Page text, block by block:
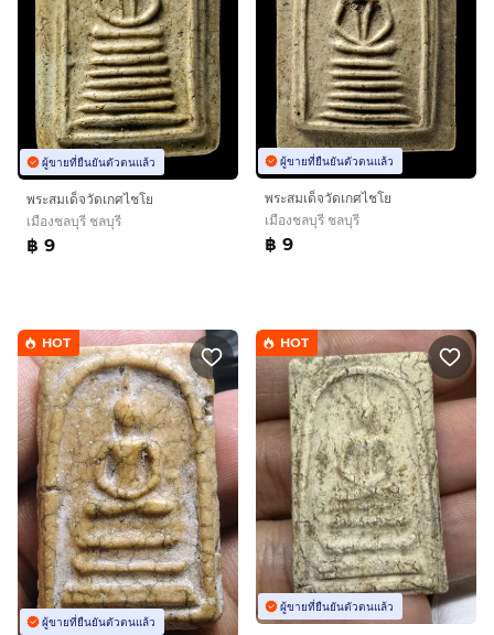
ผู้ขายที่ยืนยันตัวตนแล้ว
พระสมเด็จวัดเกศไชโย
เมืองชลบุรี ชลบุรี
฿ 9
ผู้ขายที่ยืนยันตัวตนแล้ว
พระสมเด็จวัดเกศไชโย
เมืองชลบุรี ชลบุรี
฿ 9
HOT
ผู้ขายที่ยืนยันตัวตนแล้ว
HOT
ผู้ขายที่ยืนยันตัวตนแล้ว